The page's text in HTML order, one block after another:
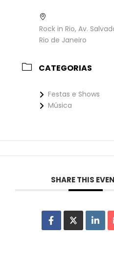
Rock in Rio, Av.
Rio de Janeiro
CATEGORIAS
Festas e Shows
Música
SHARE THIS